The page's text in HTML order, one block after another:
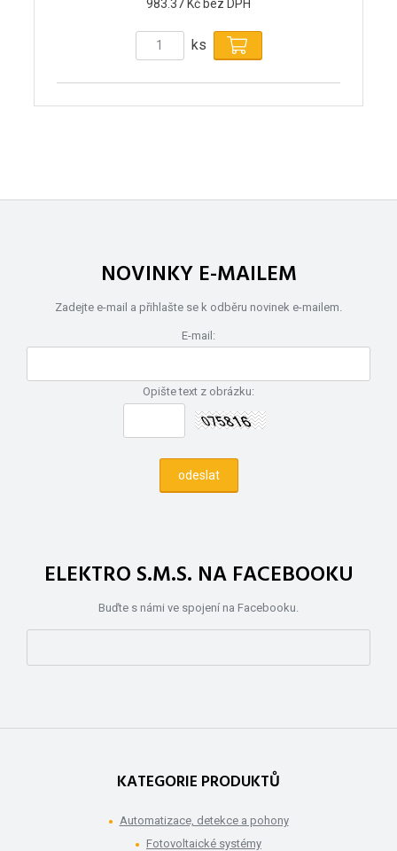
983.37 Kč bez DPH
ks
NOVINKY E-MAILEM
Zadejte e-mail a přihlašte se k odběru novinek e-mailem.
E-mail:
Opište text z obrázku:
ELEKTRO S.M.S. NA FACEBOOKU
Buďte s námi ve spojení na Facebooku.
KATEGORIE PRODUKTŮ
Automatizace, detekce a pohony
Fotovoltaické systémy